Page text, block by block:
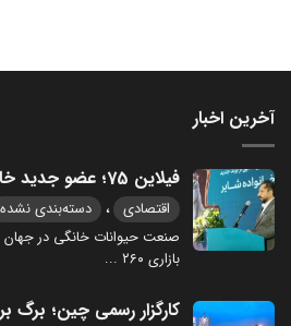
آخرین اخبار
فیلاین 75؛ عضو جدید خانواده شایر رونمایی شد
اقتصادی ، دسته‌بندی نشده
صنعت حیوانات خانگی در
بازاری ۲۶۰
...
کارگزار رسمی چین؛